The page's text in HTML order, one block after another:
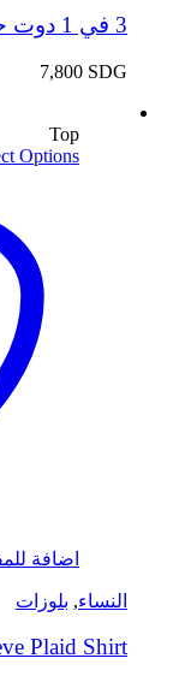
3 في 1 دوت حقيبة الظهر حقيبة الكتف ومحفظة
7,800 SDG
Top
Options
اضافة
النساء, بلوزات
Plaid Shirt